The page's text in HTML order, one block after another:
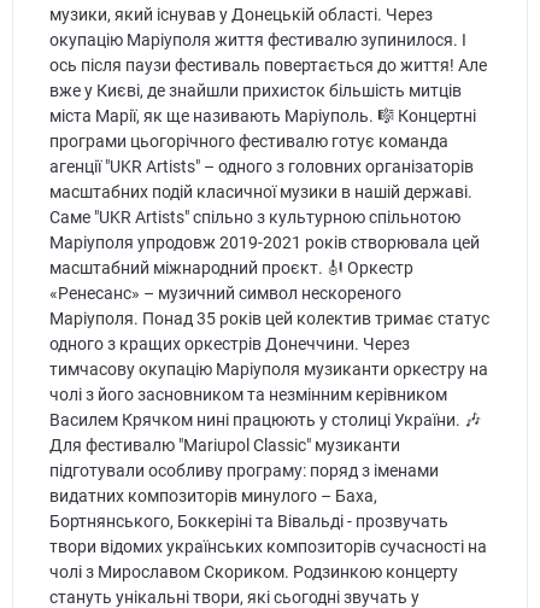
музики, який існував у Донецькій області. Через
окупацію Маріуполя життя фестивалю зупинилося. І
ось після паузи фестиваль повертається до життя! Але
вже у Києві, де знайшли прихисток більшість митців
міста Марії, як ще називають Маріуполь. 🎼 Концертні
програми цьогорічного фестивалю готує команда
агенції "UKR Artists" – одного з головних організаторів
масштабних подій класичної музики в нашій державі.
Саме "UKR Artists" спільно з культурною спільнотою
Маріуполя упродовж 2019-2021 років створювала цей
масштабний міжнародний проєкт. 🎻 Оркестр
«Ренесанс» – музичний символ нескореного
Маріуполя. Понад 35 років цей колектив тримає статус
одного з кращих оркестрів Донеччини. Через
тимчасову окупацію Маріуполя музиканти оркестру на
чолі з його засновником та незмінним керівником
Василем Крячком нині працюють у столиці України. 🎶
Для фестивалю "Mariupol Classic" музиканти
підготували особливу програму: поряд з іменами
видатних композиторів минулого – Баха,
Бортнянського, Боккеріні та Вівальді - прозвучать
твори відомих українських композиторів сучасності на
чолі з Мирославом Скориком. Родзинкою концерту
стануть унікальні твори, які сьогодні звучать у